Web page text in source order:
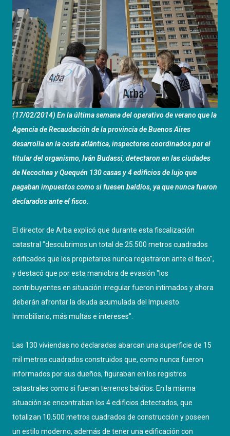
(17/02/2014) En la última semana del operativo de verano que la
Agencia de Recaudación de la provincia de Buenos Aires
desarrolla en la costa atlántica, inspectores coordinados por el
titular del organismo, Iván Budassi, detectaron en las ciudades
de Necochea y Quequén 130 casas y 4 edificios de lujo que
pagaban impuestos como si fuesen baldíos, ya que nunca fueron
declarados ante el fisco.
El director de Arba explicó que durante esta fiscalización
catastral "descubrimos un total de 25.500 metros cuadrados
edificados que los propietarios nunca registraron ante el fisco",
y destacó que por esta maniobra de evasión "los
contribuyentes en situación irregular fueron intimados y ahora
deberán afrontar la deuda acumulada del Impuesto
Inmobiliario, más multas e intereses".
Las 130 viviendas no declaradas abarcan una superficie de 15
mil metros cuadrados construidos que, como nunca fueron
informados por sus dueños, figuraban en los registros
catastrales como si fueran terrenos baldíos. En la misma
situación se encontraban los 4 edificios detectados, que
totalizan 10.500 metros cuadrados de construcción y poseen
un estilo moderno, además de tener una edificación con